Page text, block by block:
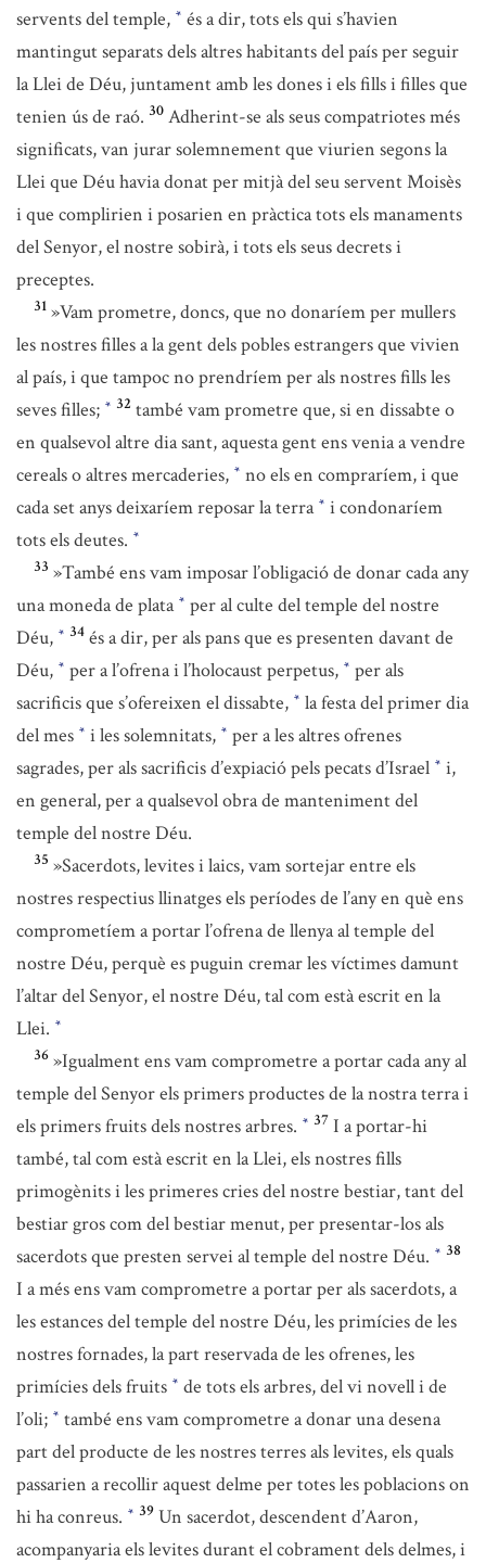
servents del temple, * és a dir, tots els qui s’havien
mantingut separats dels altres habitants del país per seguir
la Llei de Déu, juntament amb les dones i els fills i filles que
tenien ús de raó. 30 Adherint-se als seus compatriotes més
significats, van jurar solemnement que viurien segons la
Llei que Déu havia donat per mitjà del seu servent Moisès
i que complirien i posarien en pràctica tots els manaments
del Senyor, el nostre sobirà, i tots els seus decrets i
preceptes.
31 »Vam prometre, doncs, que no donaríem per mullers
les nostres filles a la gent dels pobles estrangers que vivien
al país, i que tampoc no prendríem per als nostres fills les
seves filles; * 32 també vam prometre que, si en dissabte o
en qualsevol altre dia sant, aquesta gent ens venia a vendre
cereals o altres mercaderies, * no els en compraríem, i que
cada set anys deixaríem reposar la terra * i condonaríem
tots els deutes. *
33 »També ens vam imposar l’obligació de donar cada any
una moneda de plata * per al culte del temple del nostre
Déu, * 34 és a dir, per als pans que es presenten davant de
Déu, * per a l’ofrena i l’holocaust perpetus, * per als
sacrificis que s’ofereixen el dissabte, * la festa del primer dia
del mes * i les solemnitats, * per a les altres ofrenes
sagrades, per als sacrificis d’expiació pels pecats d’Israel * i,
en general, per a qualsevol obra de manteniment del
temple del nostre Déu.
35 »Sacerdots, levites i laics, vam sortejar entre els
nostres respectius llinatges els períodes de l’any en què ens
comprometíem a portar l’ofrena de llenya al temple del
nostre Déu, perquè es puguin cremar les víctimes damunt
l’altar del Senyor, el nostre Déu, tal com està escrit en la
Llei. *
36 »Igualment ens vam comprometre a portar cada any al
temple del Senyor els primers productes de la nostra terra i
els primers fruits dels nostres arbres. * 37 I a portar-hi
també, tal com està escrit en la Llei, els nostres fills
primogènits i les primeres cries del nostre bestiar, tant del
bestiar gros com del bestiar menut, per presentar-los als
sacerdots que presten servei al temple del nostre Déu. * 38
I a més ens vam comprometre a portar per als sacerdots, a
les estances del temple del nostre Déu, les primícies de les
nostres fornades, la part reservada de les ofrenes, les
primícies dels fruits * de tots els arbres, del vi novell i de
l’oli; * també ens vam comprometre a donar una desena
part del producte de les nostres terres als levites, els quals
passarien a recollir aquest delme per totes les poblacions on
hi ha conreus. * 39 Un sacerdot, descendent d’Aaron,
acompanyaria els levites durant el cobrament dels delmes, i